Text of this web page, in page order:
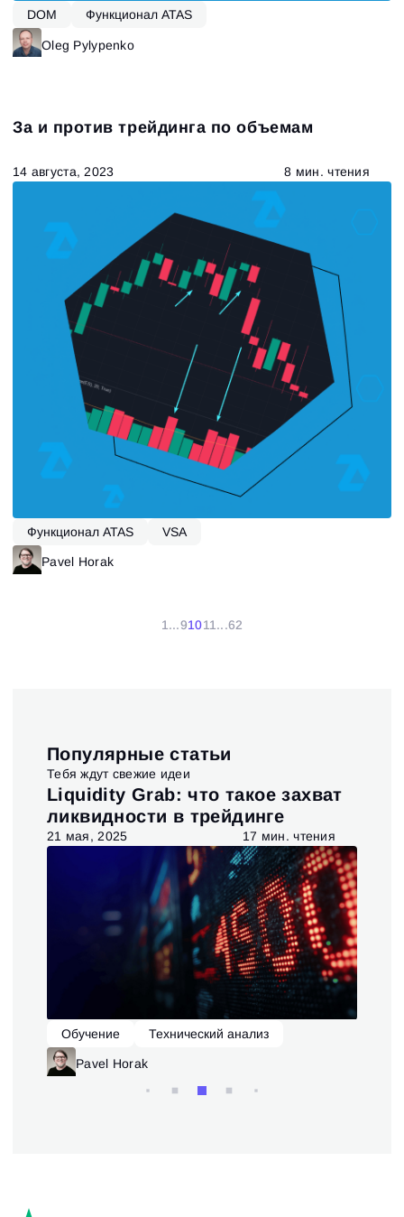
DOM Функционал ATAS
Oleg Pylypenko
За и против трейдинга по объемам
14 августа, 2023 8 мин. чтения
Функционал ATAS VSA
Pavel Horak
1 ...91011 ...62
Популярные статьи
Тебя ждут свежие идеи
Liquidity Grab: что такое захват
ликвидности в трейдинге
21 мая, 2025 17 мин. чтения
Обучение Технический анализ
Pavel Horak